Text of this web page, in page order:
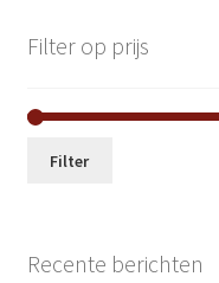
Filter op prijs
Filter
Recente berichten